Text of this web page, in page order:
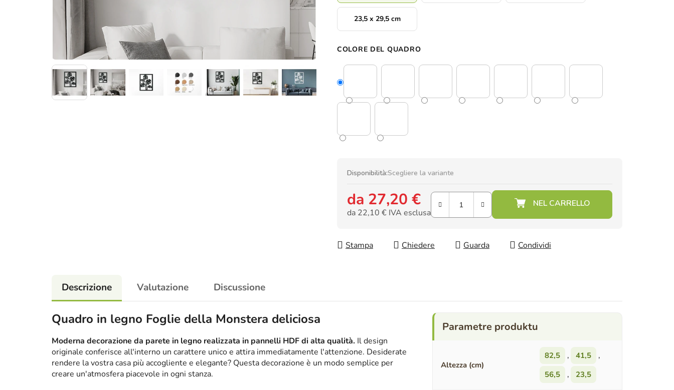
stelle.
23,5 x 29,5 cm
COLORE DEL QUADRO
Disponibilità:Scegliere la variante
da 27,20 €
da 22,10 € IVA esclusa
Stampa
Chiedere Guarda Condividi
Descrizione Valutazione Discussione
Quadro in legno Foglie della Monstera deliciosa
Moderna decorazione da parete in legno realizzata in pannelli HDF di alta qualità. Il design
originale conferisce all'interno un carattere unico e attira immediatamente l'attenzione. Desiderate
rendere la vostra casa più accogliente e elegante? Questa decorazione è un modo semplice per
creare un'atmosfera piacevole in ogni stanza.
Altezza (cm)
82,5 , 41,5
,
56,5
, 23,5